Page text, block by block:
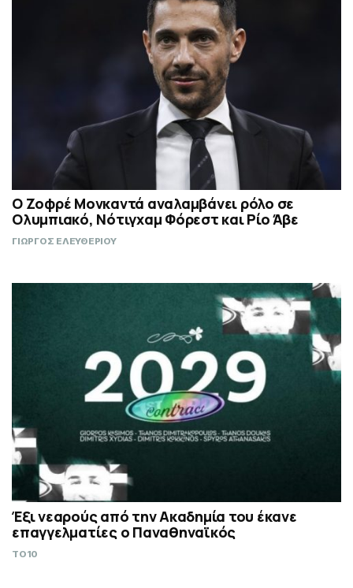
Ο Ζοφρέ Μονκαντά αναλαμβάνει ρόλο σε
Ολυμπιακό, Νότιγχαμ Φόρεστ και Ρίο Άβε
ΓΙΩΡΓΟΣ ΕΛΕΥΘΕΡΙΟΥ
Έξι νεαρούς από την Ακαδημία του έκανε
επαγγελματίες ο Παναθηναϊκός
TO10